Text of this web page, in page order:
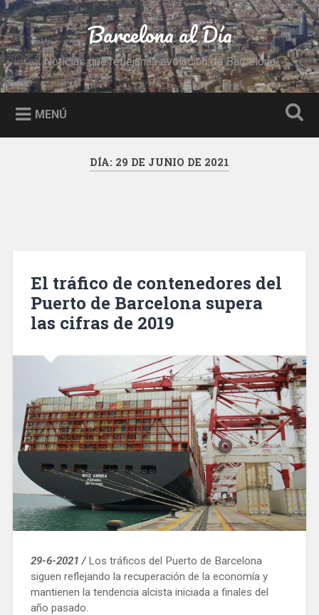
Saltar
al
contenido
Buscar Barcelona al Día
Noticias que reflejan la evolución de Barcelona
MENÚ
DÍA: 29 DE JUNIO DE 2021
El tráfico de contenedores del
Puerto de Barcelona supera
las cifras de 2019
29-6-2021 /Los tráficos del Puerto de Barcelona
siguen reflejando la recuperación de la economía y
mantienen la tendencia alcista iniciada a finales del
año pasado.